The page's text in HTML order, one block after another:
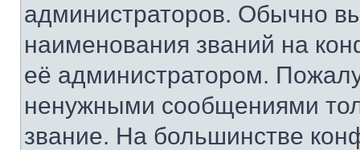
администраторов. Обычно
наименования званий на
её администратором.
ненужными сообщениями
звание. На большинстве